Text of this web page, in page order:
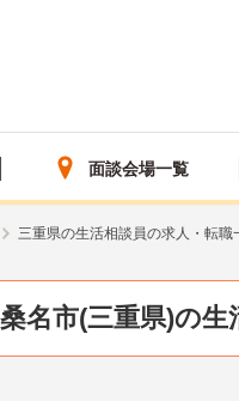
面談会場一覧
三重県の生活相談員の求人・転職
桑名市(三重県)の生